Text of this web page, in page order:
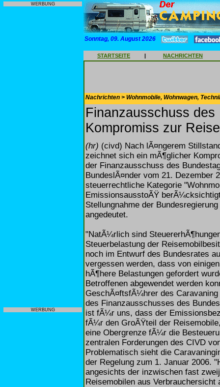
WERBUNG
WERBUNG
Sonntag, 09. August 2026
STARTSEITE | NACHRICHTEN
Nachrichten > Wohnmobile, Wohnwagen,
Finanzausschuss
Kompromiss zur
(hr) (civd) Nach lÃ¤ngerem
zeichnet sich ein mÃ¶glicher
der Finanzausschuss des
BundeslÃ¤nder vom 21. Dezember
steuerrechtliche Kategorie
EmissionsausstoÃŸ
Stellungnahme der
angedeutet.
"NatÃ¼rlich sind
Steuerbelastung der
noch im Entwurf des Bundesrates
vergessen werden, dass von
hÃ¶here Belastungen gefordert
Betroffenen abgewendet werden
GeschÃ¤ftsfÃ¼hrer des
des Finanzausschusses des
ist fÃ¼r uns, dass der
fÃ¼r den GroÃŸteil der
eine Obergrenze fÃ¼r die
zentralen Forderungen des CIVD
Problematisch sieht die
der Regelung zum 1. Januar 2006.
angesichts der inzwischen fast
Reisemobilen aus